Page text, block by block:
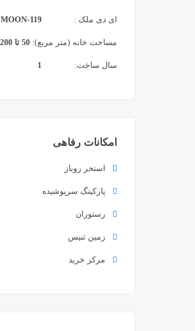
ای دی ملک : MOON-119
مساحت خانه (متر مربع): 50 تا 200 sqft
سال ساخت: 1
امکانات رفاهی
استخر روباز
پارکینگ سرپوشیده
رستوران
زمین تنیس
مرکز خرید